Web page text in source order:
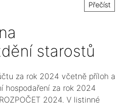
Přečíst
starostů
s. o. v roce
za rok 2024 včetně příloh a
hospodaření za rok 2024
2024. V listinné